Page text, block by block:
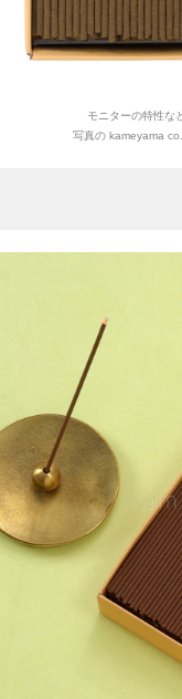
モニターの特性な
写真の kameyama